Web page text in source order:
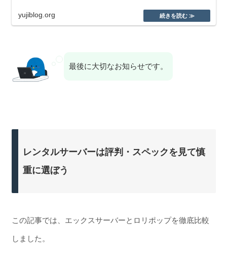
yujiblog.org
最後に大切なお知らせです。
レンタルサーバーは評判・スペックを見て慎
重に選ぼう
この記事では、エックスサーバーとロリポップを徹底比較
しました。